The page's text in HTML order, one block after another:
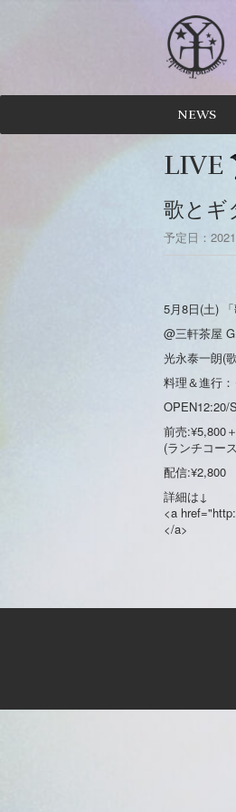
NEWS
LIVE
歌とギ
予定日
5月8日(土) 「
@三軒茶屋
光永泰一朗(
料理＆進行
OPEN12:20/
前売:¥5,800
(ランチコー
配信:¥2,800
詳細は↓
<a
</a>